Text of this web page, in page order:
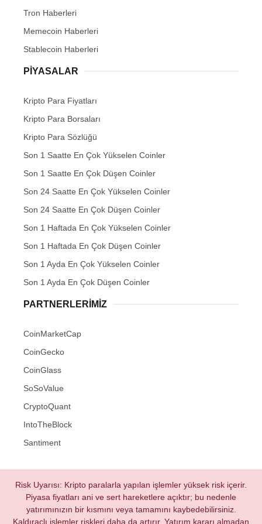
Tron Haberleri
Memecoin Haberleri
Stablecoin Haberleri
PIYASALAR
Kripto Para Fiyatları
Kripto Para Borsaları
Kripto Para Sözlüğü
Son 1 Saatte En Çok Yükselen Coinler
Son 1 Saatte En Çok Düşen Coinler
Son 24 Saatte En Çok Yükselen Coinler
Son 24 Saatte En Çok Düşen Coinler
Son 1 Haftada En Çok Yükselen Coinler
Son 1 Haftada En Çok Düşen Coinler
Son 1 Ayda En Çok Yükselen Coinler
Son 1 Ayda En Çok Düşen Coinler
PARTNERLERIMIZ
CoinMarketCap
CoinGecko
CoinGlass
SoSoValue
CryptoQuant
IntoTheBlock
Santiment
Risk Uyarısı: Kripto paralarla yapılan işlemler yüksek risk içerir.
Piyasa fiyatları ani ve sert hareketlere açıktır; bu nedenle
yatırımınızın bir kısmını veya tamamını kaybedebilirsiniz.
Kaldıraçlı işlemler riskleri daha da artırır. Yatırım kararı almadan